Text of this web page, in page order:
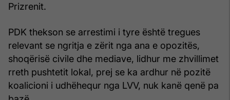
Prizrenit.
PDK thekson se arrestimi i tyre është tregues
relevant se ngritja e zërit nga ana e opozitës,
shoqërisë civile dhe mediave, lidhur me zhvillimet
rreth pushtetit lokal, prej se ka ardhur në pozitë
koalicioni i udhëhequr nga LVV, nuk kanë qenë pa